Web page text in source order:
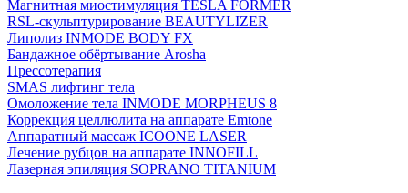
Магнитная миостимуляция TESLA FORMER
RSL-скульптурирование BEAUTYLIZER
Липолиз INMODE BODY FX
Бандажное обёртывание Arosha
Прессотерапия
SMAS лифтинг тела
Омоложение тела INMODE MORPHEUS 8
Коррекция целлюлита на аппарате Emtone
Аппаратный массаж ICOONE LASER
Лечение рубцов на аппарате INNOFILL
Лазерная эпиляция SOPRANO TITANIUM